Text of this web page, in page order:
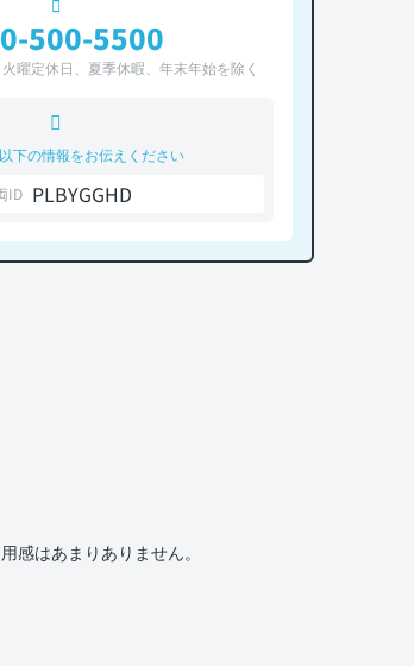
500-5500
火曜定休日、夏季休暇、年末年始を除く
下の情報をお伝えください
ID PLBYGGHD
はあまりありません。